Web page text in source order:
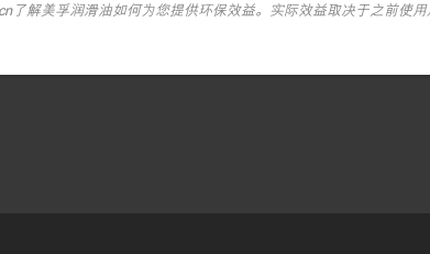
了解美孚润滑油如何为您提供环保效益。实际效益取决于之前使用